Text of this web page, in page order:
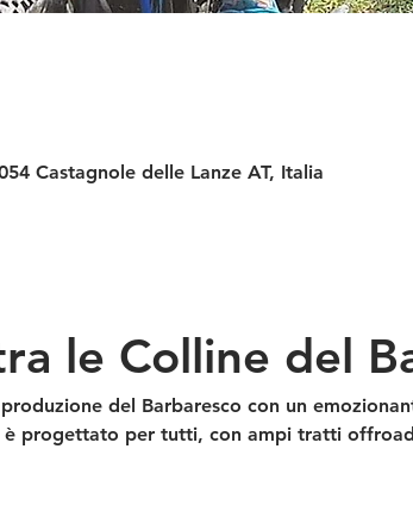
Castagnole delle Lanze AT, Italia
le Colline del
del Barbaresco con un
progettato per tutti, con ampi tratti